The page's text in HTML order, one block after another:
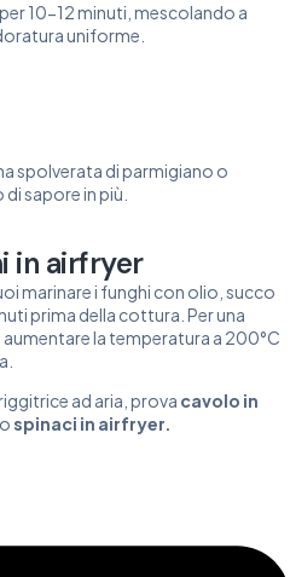
10-12 minuti, mescolando a
uniforme.
spolverata di parmigiano o
sapore in più.
in airfryer
marinare i funghi con olio, succo
prima della cottura. Per una
la temperatura a 200°C
ad aria, prova cavolo in
o spinaci in airfryer.